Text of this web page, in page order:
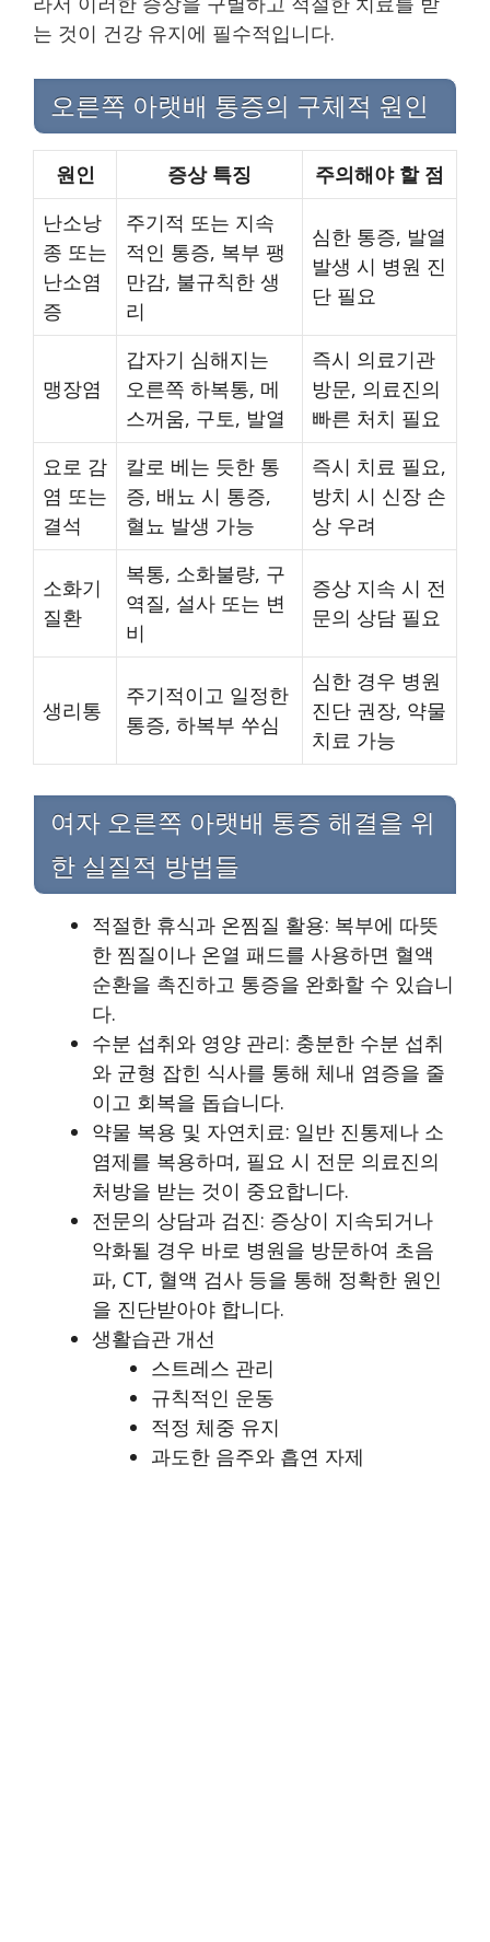
는 것이 건강 유지에 필수적입니다.
오른쪽 아랫배 통증의 구체적 원인
원인 증상 특징
주의해야 할 점
난소낭
종 또는
난소염
증
주기적 또는 지속
적인 통증, 복부 팽
만감, 불규칙한 생
리
심한 통증, 발열
발생 시 병원 진
단 필요
맹장염
갑자기 심해지는
오른쪽 하복통, 메
스꺼움, 구토, 발열
즉시 의료기관
방문, 의료진의
빠른 처치 필요
요로 감
염 또는
결석
칼로 베는 듯한 통
증, 배뇨 시 통증,
혈뇨 발생 가능
즉시 치료 필요,
방치 시 신장 손
상 우려
소화기
질환
복통, 소화불량, 구
역질, 설사 또는 변
비
증상 지속 시 전
문의 상담 필요
생리통
주기적이고 일정한
통증, 하복부 쑤심
심한 경우 병원
진단 권장, 약물
치료 가능
여자 오른쪽 아랫배 통증 해결을 위
한 실질적 방법들
적절한 휴식과 온찜질 활용: 복부에 따뜻
한 찜질이나 온열 패드를 사용하면 혈액
순환을 촉진하고 통증을 완화할 수 있습니
다.
수분 섭취와 영양 관리: 충분한 수분 섭취
와 균형 잡힌 식사를 통해 체내 염증을 줄
이고 회복을 돕습니다.
약물 복용 및 자연치료: 일반 진통제나 소
염제를 복용하며, 필요 시 전문 의료진의
처방을 받는 것이 중요합니다.
전문의 상담과 검진: 증상이 지속되거나
악화될 경우 바로 병원을 방문하여 초음
파, CT, 혈액 검사 등을 통해 정확한 원인
을 진단받아야 합니다.
생활습관 개선
스트레스 관리
규칙적인 운동
적정 체중 유지
과도한 음주와 흡연 자제